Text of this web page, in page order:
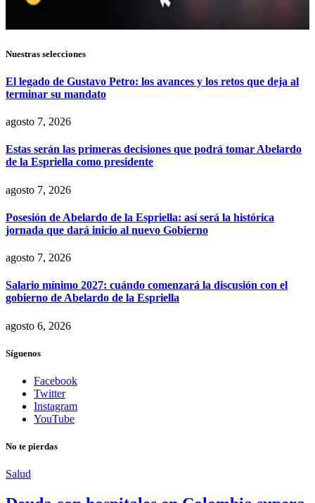
Nuestras selecciones
El legado de Gustavo Petro: los avances y los retos que deja al
terminar su mandato
agosto 7, 2026
Estas serán las primeras decisiones que podrá tomar Abelardo
de la Espriella como presidente
agosto 7, 2026
Posesión de Abelardo de la Espriella: así será la histórica
jornada que dará inicio al nuevo Gobierno
agosto 7, 2026
Salario mínimo 2027: cuándo comenzará la discusión con el
gobierno de Abelardo de la Espriella
agosto 6, 2026
Síguenos
Facebook
Twitter
Instagram
YouTube
No te pierdas
Salud